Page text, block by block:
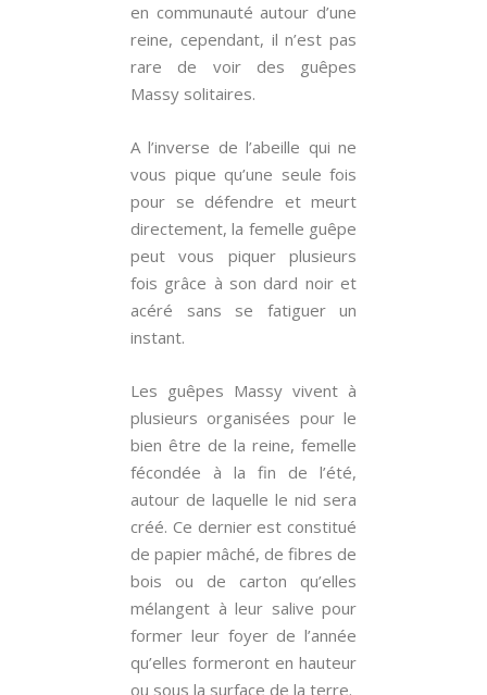
en communauté autour d’une
reine, cependant, il n’est pas
rare de voir des guêpes
Massy solitaires.
A l’inverse de l’abeille qui ne
vous pique qu’une seule fois
pour se défendre et meurt
directement, la femelle guêpe
peut vous piquer plusieurs
fois grâce à son dard noir et
acéré sans se fatiguer un
instant.
Les guêpes Massy vivent à
plusieurs organisées pour le
bien être de la reine, femelle
fécondée à la fin de l’été,
autour de laquelle le nid sera
créé. Ce dernier est constitué
de papier mâché, de fibres de
bois ou de carton qu’elles
mélangent à leur salive pour
former leur foyer de l’année
qu’elles formeront en hauteur
ou sous la surface de la terre.